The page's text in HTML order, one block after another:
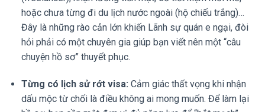
hoặc chưa từng đi du lịch nước ngoài (hộ chiếu trắng)…
Đây là những rào cản lớn khiến Lãnh sự quán e ngại, đòi
hỏi phải có một chuyên gia giúp bạn viết nên một “câu
chuyện hồ sơ” thuyết phục.
Từng có lịch sử rớt visa: Cảm giác thất vọng khi nhận
dấu mộc từ chối là điều không ai mong muốn. Để làm lại